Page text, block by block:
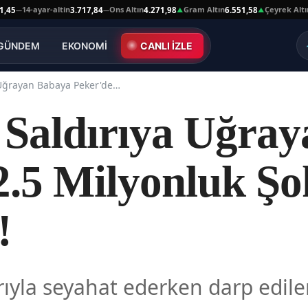
14-ayar-altin3.717,84—Ons Altın4.271,98▲Gram Altın6.551,58▲Çeyrek Altın
EKONOMİ CANLI İZLE
Marmaray Saldırıya Uğrayan Babaya Peker'den 2.5 Milyonluk Şok Destek! İşte Nedeni!
Milyonluk
seyahat ederken darp